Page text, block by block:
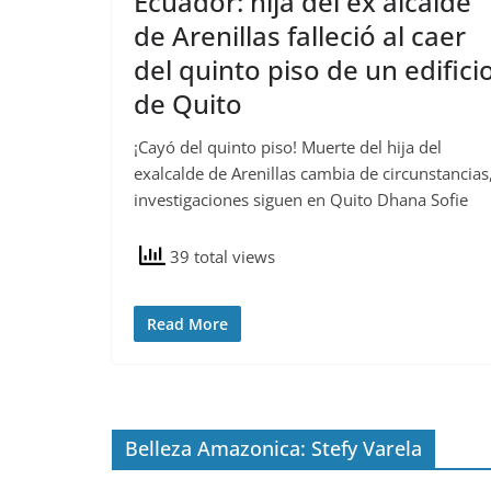
de Arenillas falleció al caer
del quinto piso de un
de Quito
¡Cayó del quinto piso! Muerte del hija del
exalcalde de Arenillas cambia de
investigaciones siguen en Quito Dhana Sofie
39 total views
Read More
Belleza Amazonica: Stefy Varela